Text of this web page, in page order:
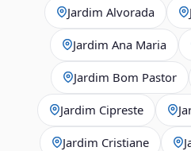
Jardim Alvorada
Jardim Ana Maria
Jardim Bom Pastor
Jardim Cipreste
Jardim Cristiane